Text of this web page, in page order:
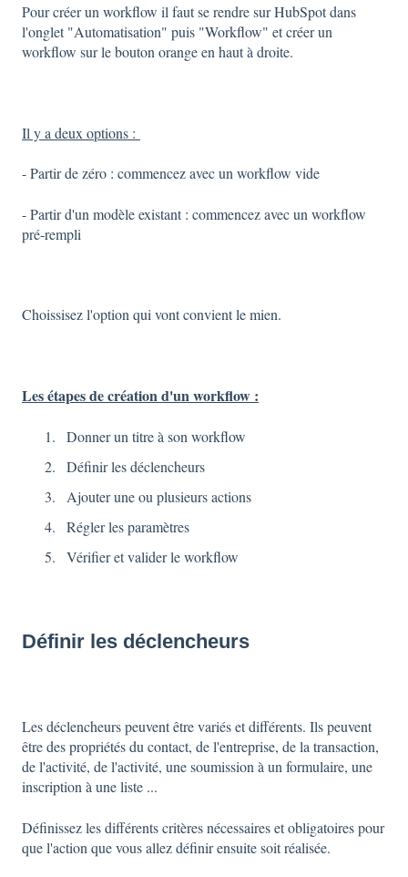
Pour créer un workflow il faut se rendre sur HubSpot dans
l'onglet "Automatisation" puis "Workflow" et créer un
workflow sur le bouton orange en haut à droite.
Il y a deux options :
- Partir de zéro : commencez avec un workflow vide
- Partir d'un modèle existant : commencez avec un workflow
pré-rempli
Choissisez l'option qui vont convient le mien.
Les étapes de création d'un workflow :
Donner un titre à son workflow
Définir les déclencheurs
Ajouter une ou plusieurs actions
Régler les paramètres
Vérifier et valider le workflow
Définir les déclencheurs
Les déclencheurs peuvent être variés et différents. Ils peuvent
être des propriétés du contact, de l'entreprise, de la transaction,
de l'activité, de l'activité, une soumission à un formulaire, une
inscription à une liste ...
Définissez les différents critères nécessaires et obligatoires pour
que l'action que vous allez définir ensuite soit réalisée.